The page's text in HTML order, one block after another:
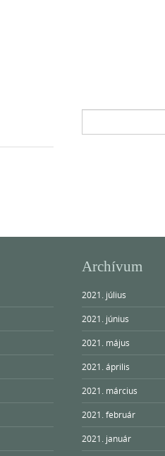
Archívum
2021. július
2021. június
2021. május
2021. április
2021. március
2021. február
2021. január